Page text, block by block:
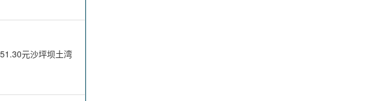
元沙坪坝土湾